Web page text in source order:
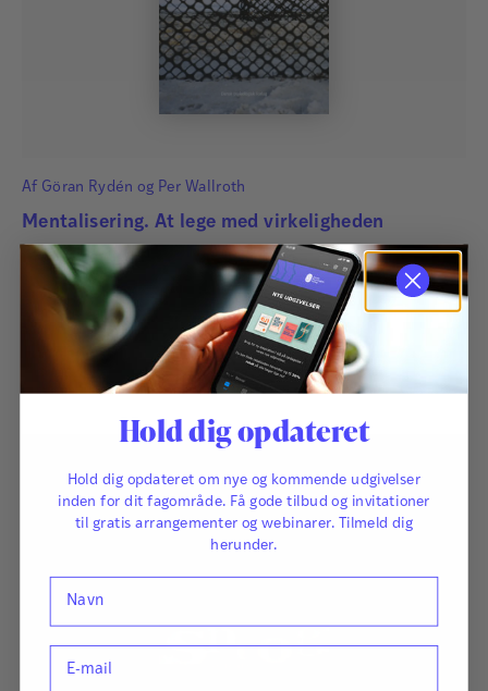
Af Göran Rydén og Per Wallroth
Mentalisering. At lege med virkeligheden
Lettilgængelig og grundig introduktion til mentaliseringsteori
og udførlig beskrivelse af den kliniske praksis i form af
mentaliseringsbaseret terapi (MBT).
279,00kr.
Hold dig opdateret
Hold dig opdateret om nye og kommende udgivelser
inden for dit fagområde. Få gode tilbud og invitationer
til gratis arrangementer og webinarer. Tilmeld dig
herunder.
Navn
E-mail